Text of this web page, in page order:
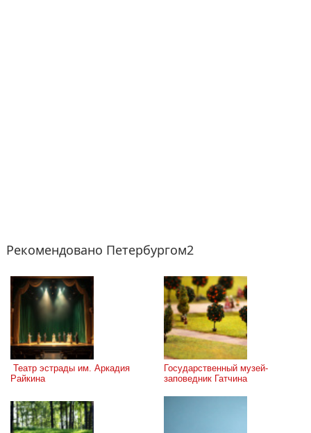
Рекомендовано Петербургом2
Райкина
Государственный музей-
заповедник Гатчина